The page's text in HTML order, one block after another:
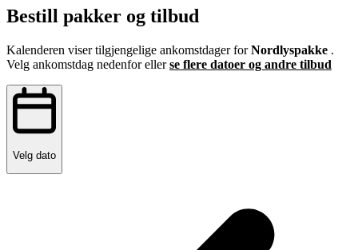
Bestill pakker og tilbud
Kalenderen viser tilgjengelige ankomstdager forNordlyspakke .
Velg ankomstdag nedenfor ellerse flere datoer og andre tilbud
Velg dato